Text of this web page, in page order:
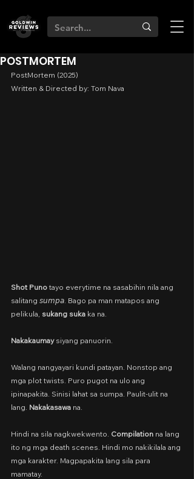
POSTMORTEM
PostMortem (2025)
Written & Directed by: Tom Nava
Shot Puno tayo everytime na sasabihin nila ang
salitang 𝘴𝘶𝘮𝘱𝘢. Bago pa man matapos ang
pelikula, sukang suka ka na.
Nakakaumay siyang panuorin.
Walang nangyayari kundi patayan. Nonstop ang
mga plot twists. Puro pugot na ulo ang
ipinapakita. Sinisi lahat sa sumpa. Paulit-ulit na
lang. Nakakasawa na.
Hindi na sila nagkwekwento. Compilation na lang
ito ng mga death scenes. Hindi mo nakikilala ang
mga karakter. Magpapakita lang sila para
mamatay.